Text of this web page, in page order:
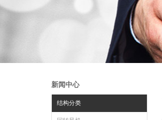
新闻中心
结构分类